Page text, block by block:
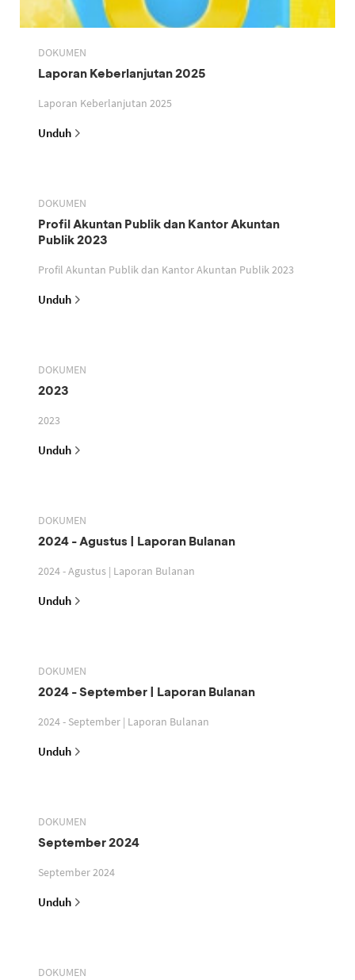
DOKUMEN
Laporan Keberlanjutan 2025
Laporan Keberlanjutan 2025
Unduh
DOKUMEN
Profil Akuntan Publik dan Kantor Akuntan
Publik 2023
Profil Akuntan Publik dan Kantor Akuntan Publik 2023
Unduh
DOKUMEN
2023
2023
Unduh
DOKUMEN
2024 - Agustus | Laporan Bulanan
2024 - Agustus | Laporan Bulanan
Unduh
DOKUMEN
2024 - September | Laporan Bulanan
2024 - September | Laporan Bulanan
Unduh
DOKUMEN
September 2024
September 2024
Unduh
DOKUMEN